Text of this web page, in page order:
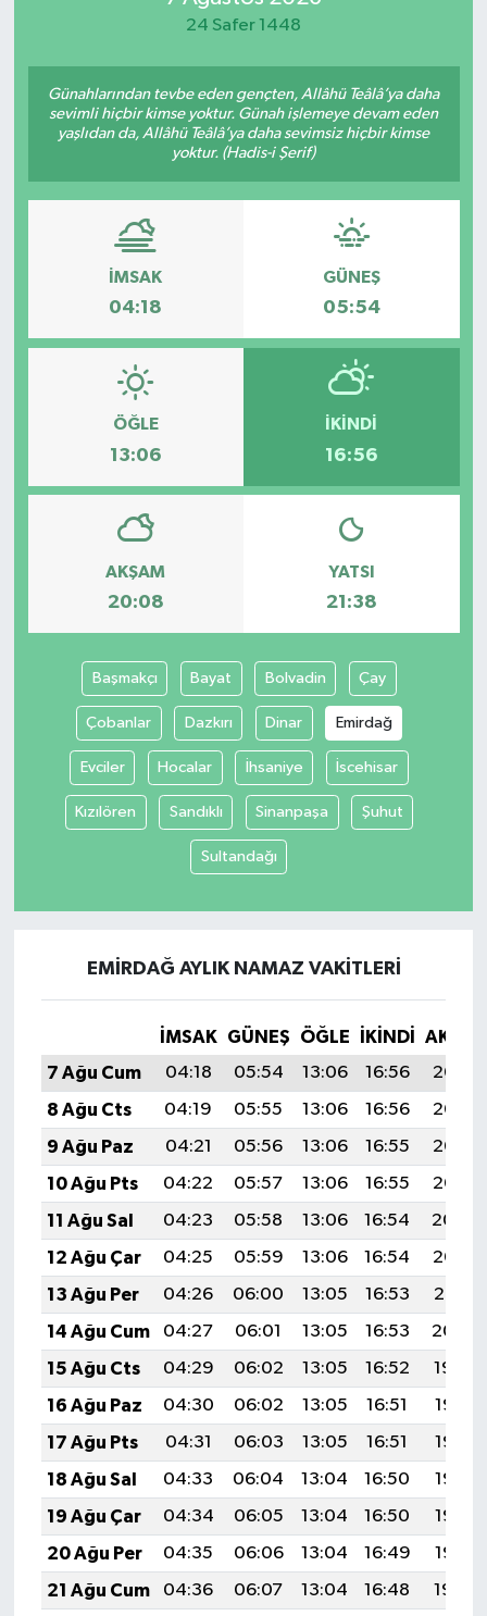
24 Safer 1448
Günahlarından tevbe eden gençten, Allâhü Teâlâ’ya daha
sevimli hiçbir kimse yoktur. Günah işlemeye devam eden
yaşlıdan da, Allâhü Teâlâ’ya daha sevimsiz hiçbir kimse
yoktur. (Hadis-i Şerif)
İMSAK
04:18
GÜNEŞ
05:54
ÖĞLE
13:06
İKINDI
16:56
AKŞAM
20:08
YATSI
21:38
Başmakçı Bayat Bolvadin Çay
Çobanlar Dazkırı Dinar Emirdağ
Evciler Hocalar İhsaniye İscehisar
Kızılören Sandıklı Sinanpaşa Şuhut
Sultandağı
EMIRDAĞ AYLIK NAMAZ VAKITLERI
İMSAK GÜNEŞ ÖĞLE İKINDI
7 Ağu Cum
04:18 05:54 13:06 16:56
20:08
8 Ağu Cts
04:19 05:55 13:06 16:56
20:07
9 Ağu Paz
04:21 05:56 13:06 16:55
20:06
10 Ağu Pts
04:22 05:57 13:06 16:55
20:05
11 Ağu Sal
04:23 05:58 13:06 16:54
20:04
12 Ağu Çar
04:25 05:59 13:06 16:54
20:02
13 Ağu Per
04:26 06:00 13:05 16:53
20:01
14 Ağu Cum
04:27 06:01 13:05 16:53
20:00
15 Ağu Cts
04:29 06:02 13:05 16:52
19:59
16 Ağu Paz
04:30 06:02 13:05 16:51
19:57
17 Ağu Pts
04:31 06:03 13:05 16:51
19:56
18 Ağu Sal
04:33 06:04 13:04 16:50
19:55
19 Ağu Çar
04:34 06:05 13:04 16:50
19:53
20 Ağu Per
04:35 06:06 13:04 16:49
19:52
21 Ağu Cum
04:36 06:07 13:04 16:48
19:50